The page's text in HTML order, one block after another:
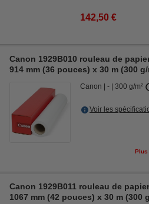
142,50 €
Canon 1929B010 rouleau de
914 mm (36 pouces) x 30 m (300 g/
Canon - 300 g/m²
Voir les
Plus
Canon 1929B011 rouleau de
1067 mm (42 pouces) x 30 m (300